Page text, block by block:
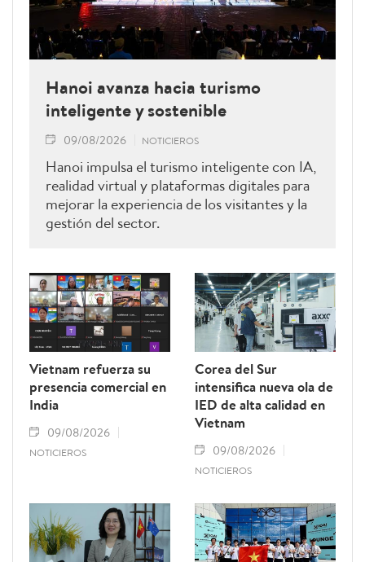
Hanoi avanza hacia turismo
inteligente y sostenible
09/08/2026 NOTICIEROS
Hanoi impulsa el turismo inteligente con IA,
realidad virtual y plataformas digitales para
mejorar la experiencia de los visitantes y la
gestión del sector.
Vietnam refuerza su
presencia comercial en
India
09/08/2026
NOTICIEROS
Corea del Sur
intensifica nueva ola de
IED de alta calidad en
Vietnam
09/08/2026
NOTICIEROS